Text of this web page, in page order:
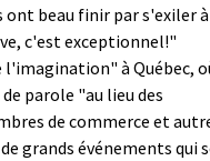
beau finir par s'exiler à
c'est exceptionnel!"
à Québec,
parole "au lieu des
de commerce et
grands événements qui